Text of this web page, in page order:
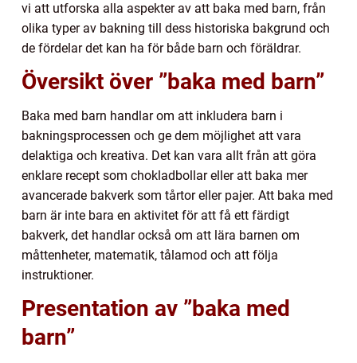
vi att utforska alla aspekter av att baka med barn, från
olika typer av bakning till dess historiska bakgrund och
de fördelar det kan ha för både barn och föräldrar.
Översikt över ”baka med barn”
Baka med barn handlar om att inkludera barn i
bakningsprocessen och ge dem möjlighet att vara
delaktiga och kreativa. Det kan vara allt från att göra
enklare recept som chokladbollar eller att baka mer
avancerade bakverk som tårtor eller pajer. Att baka med
barn är inte bara en aktivitet för att få ett färdigt
bakverk, det handlar också om att lära barnen om
måttenheter, matematik, tålamod och att följa
instruktioner.
Presentation av ”baka med
barn”